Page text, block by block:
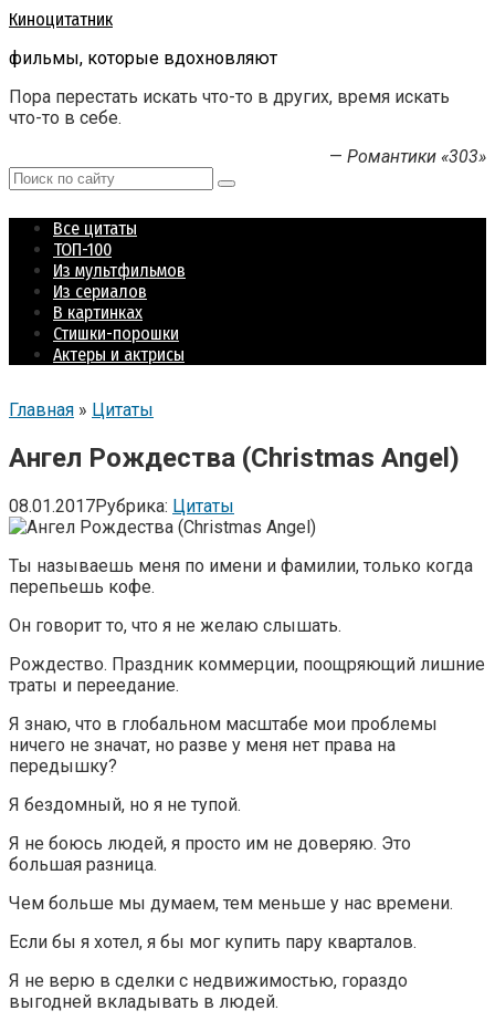
Перейти
контенту
Киноцитатник
фильмы, которые вдохновляют
Пора перестать искать что-то в других, время искать
что-то в себе.
— Романтики «303»
Поиск:
Все цитаты
ТОП-100
Из мультфильмов
Из сериалов
В картинках
Стишки-порошки
Актеры и актрисы
Главная » Цитаты
Ангел Рождества (Christmas Angel)
08.01.2017Рубрика: Цитаты
Ты называешь меня по имени и фамилии, только когда
перепьешь кофе.
Он говорит то, что я не желаю слышать.
Рождество. Праздник коммерции, поощряющий лишние
траты и переедание.
Я знаю, что в глобальном масштабе мои проблемы
ничего не значат, но разве у меня нет права на
передышку?
Я бездомный, но я не тупой.
Я не боюсь людей, я просто им не доверяю. Это
большая разница.
Чем больше мы думаем, тем меньше у нас времени.
Если бы я хотел, я бы мог купить пару кварталов.
Я не верю в сделки с недвижимостью, гораздо
выгодней вкладывать в людей.